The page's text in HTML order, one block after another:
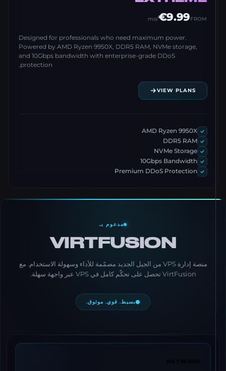
FROM
€9.99
/mo
Designed for professionals who need maximum power.
Powered by AMD Ryzen 9950X, DDR5 RAM, NVMe storage,
and 10Gbps bandwidth with enterprise-grade DDoS
protection.
VIEW PLANS
AMD Ryzen 9950X
DDR5 RAM
NVMe Storage
10Gbps Bandwidth
Premium DDoS Protection
مدعوم بـ
VIRTFUSION
منصة إدارة VPS من الجيل الجديد مصمّمة للأداء وسهولة الاستخدام. مع
VirtFusion تحصل على تحكّم كامل في VPS عبر واجهة سهلة.
بسيط. قوي. موثوق.
NETWORK